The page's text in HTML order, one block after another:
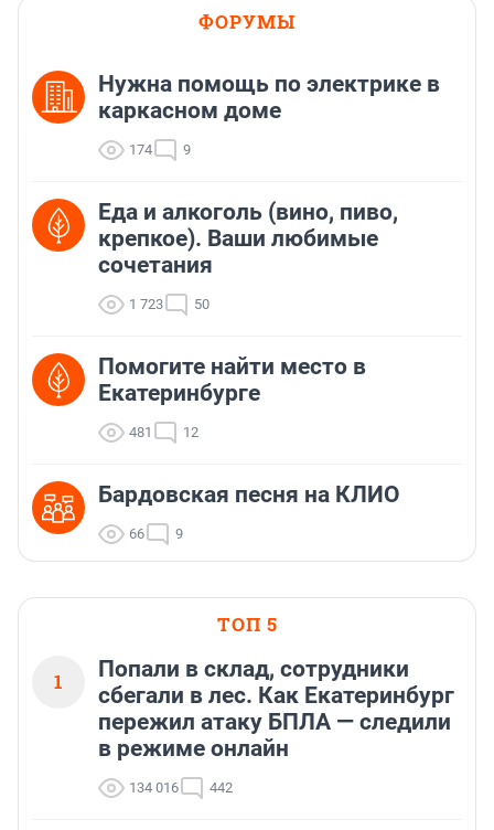
ФОРУМЫ
Нужна помощь по электрике в
каркасном доме
174 9
Еда и алкоголь (вино, пиво,
крепкое). Ваши любимые
сочетания
1 723 50
Помогите найти место в
Екатеринбурге
481 12
Бардовская песня на КЛИО
66 9
ТОП 5
1
Попали в склад, сотрудники
сбегали в лес. Как Екатеринбург
пережил атаку БПЛА — следили
в режиме онлайн
134 016 442